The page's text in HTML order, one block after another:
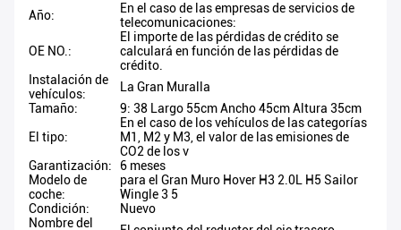
Año:
En el caso de las empresas de servicios de
telecomunicaciones:
OE NO.:
El importe de las pérdidas de crédito se
calculará en función de las pérdidas de
crédito.
Instalación de
vehículos:
La Gran Muralla
Tamaño:
9: 38 Largo 55cm Ancho 45cm Altura 35cm
El tipo:
En el caso de los vehículos de las categorías
M1, M2 y M3, el valor de las emisiones de
CO2 de los v
Garantización:
6 meses
Modelo de
coche:
para el Gran Muro Hover H3 2.0L H5 Sailor
Wingle 3 5
Condición:
Nuevo
Nombre del